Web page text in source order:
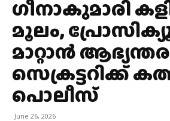
ഗീനാകുമാരി
മൂലം,
മാറ്റാൻ ആഭ്യന്തര
സെക്രട്ടറിക്ക്
പൊലീസ്
June 26, 2026